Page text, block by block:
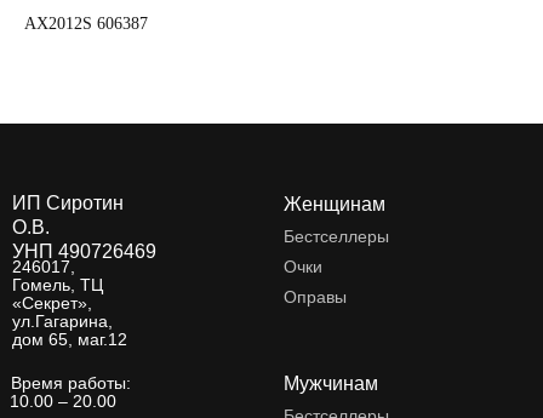
AX2012S 606387
Бестселлеры
Женщинам
Очки
Оправы
Мужчинам
ИП Сиротин
О.В.
УНП 490726469
246017,
Гомель, ТЦ
«Секрет»,
ул.Гагарина,
дом 65, маг.12
Время работы:
10.00 – 20.00